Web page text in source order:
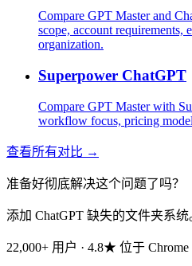
Compare GPT Master and
scope, account requirements,
organization.
Superpower ChatGPT
Compare GPT Master with
workflow focus, pricing
查看所有对比 →
准备好彻底解决这个问题了吗？
添加 ChatGPT 缺失的文件夹系统
22,000+ 用户 · 4.8★ 位于 Chrome